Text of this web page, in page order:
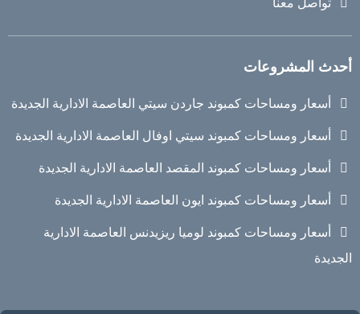
أحدث المشروعات
أسعار ومساحات كمبوند جاردن سيتي العاصمة الادارية الجديدة
أسعار ومساحات كمبوند سيتي اوفال العاصمة الادارية الجديدة
أسعار ومساحات كمبوند المقصد العاصمة الادارية الجديدة
أسعار ومساحات كمبوند ايون العاصمة الادارية الجديدة
أسعار ومساحات كمبوند لوميا ريزيدنس العاصمة الادارية
الجديدة